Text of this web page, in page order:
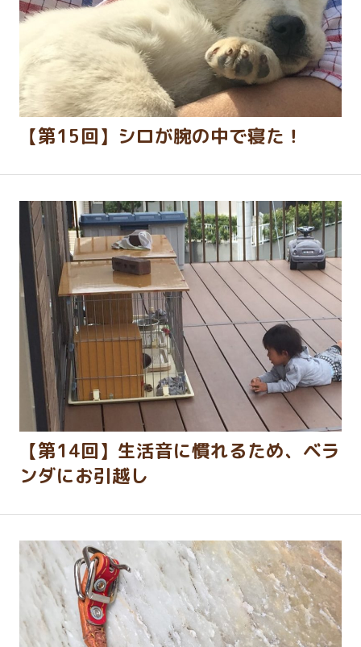
【第15回】シロが腕の中で寝た！
【第14回】生活音に慣れるため、ベラ
ンダにお引越し